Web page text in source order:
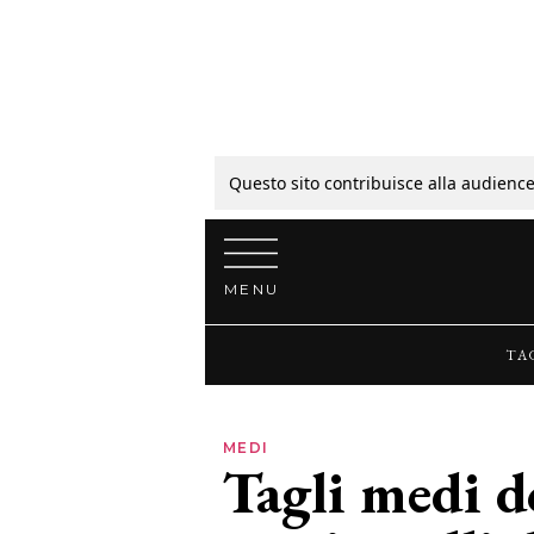
Questo sito contribuisce alla
Vai al contenuto
MENU
MEDI
Tagli medi